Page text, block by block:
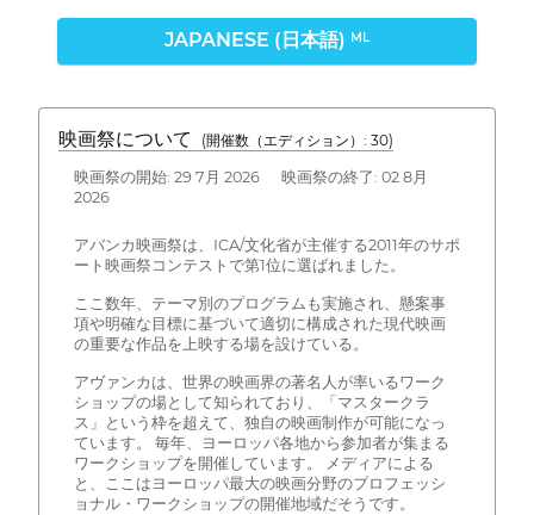
JAPANESE (日本語) ML
映画祭について (開催数（エディション）: 30)
映画祭の開始: 29 7月 2026 映画祭の終了: 02 8月
2026
アバンカ映画祭は、ICA/文化省が主催する2011年のサポ
ート映画祭コンテストで第1位に選ばれました。
ここ数年、テーマ別のプログラムも実施され、懸案事
項や明確な目標に基づいて適切に構成された現代映画
の重要な作品を上映する場を設けている。
アヴァンカは、世界の映画界の著名人が率いるワーク
ショップの場として知られており、「マスタークラ
ス」という枠を超えて、独自の映画制作が可能になっ
ています。 毎年、ヨーロッパ各地から参加者が集まる
ワークショップを開催しています。 メディアによる
と、ここはヨーロッパ最大の映画分野のプロフェッシ
ョナル・ワークショップの開催地域だそうです。